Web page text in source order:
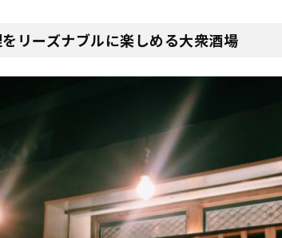
リーズナブルに楽しめる大衆酒場